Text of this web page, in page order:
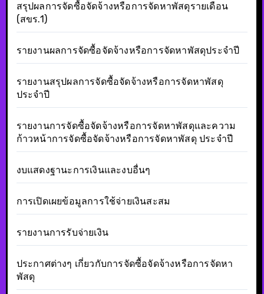
สรุปผลการจัดซื้อจัดจ้างหรือการจัดหาพัสดุรายเดือน
(สขร.1)
รายงานผลการจัดซื้อจัดจ้างหรือการจัดหาพัสดุประจำปี
รายงานสรุปผลการจัดซื้อจัดจ้างหรือการจัดหาพัสดุ
ประจำปี
รายงานการจัดซื้อจัดจ้างหรือการจัดหาพัสดุและความ
ก้าวหน้าการจัดซื้อจัดจ้างหรือการจัดหาพัสดุ ประจำปี
งบแสดงฐานะการเงินและงบอื่นๆ
การเปิดเผยข้อมูลการใช้จ่ายเงินสะสม
รายงานการรับจ่ายเงิน
ประกาศต่างๆ เกี่ยวกับการจัดซื้อจัดจ้างหรือการจัดหา
พัสดุ